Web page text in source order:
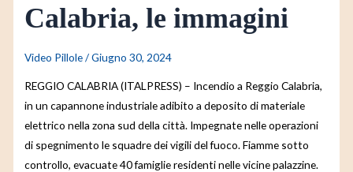
Calabria, le immagini
Video Pillole/Giugno 30, 2024
REGGIO CALABRIA (ITALPRESS) – Incendio a Reggio Calabria,
in un capannone industriale adibito a deposito di materiale
elettrico nella zona sud della città. Impegnate nelle operazioni
di spegnimento le squadre dei vigili del fuoco. Fiamme sotto
controllo, evacuate 40 famiglie residenti nelle vicine palazzine.